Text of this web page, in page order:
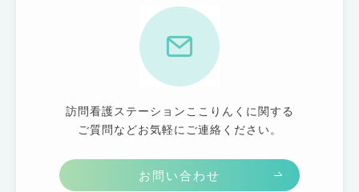
訪問看護ステーションここりんくに関する
ご質問などお気軽にご連絡ください。
お問い合わせ